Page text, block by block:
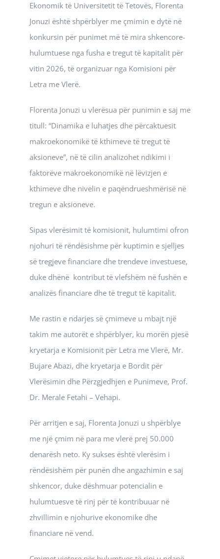
Ekonomik të Universitetit të Tetovës, Florenta
Jonuzi është shpërblyer me çmimin e dytë në
konkursin për punimet më të mira shkencore-
hulumtuese nga fusha e tregut të kapitalit për
vitin 2026, të organizuar nga Komisioni për
Letra me Vlerë.
Florenta Jonuzi u vlerësua për punimin e saj me
titull: “Dinamika e luhatjes dhe përcaktuesit
makroekonomikë të kthimeve të tregut të
aksioneve”, në të cilin analizohet ndikimi i
faktorëve makroekonomikë në lëvizjen e
kthimeve dhe nivelin e paqëndrueshmërisë në
tregun e aksioneve.
Sipas vlerësimit të komisionit, hulumtimi ofron
njohuri të rëndësishme për kuptimin e sjelljes
së tregjeve financiare dhe trendeve investuese,
duke dhënë kontribut të vlefshëm në fushën e
analizës financiare dhe të tregut të kapitalit.
Me rastin e ndarjes së çmimeve u mbajt një
takim me autorët e shpërblyer, ku morën pjesë
kryetarja e Komisionit për Letra me Vlerë, Mr.
Bujare Abazi, dhe kryetarja e Bordit për
Vlerësimin dhe Përzgjedhjen e Punimeve, Prof.
Dr. Merale Fetahi – Vehapi.
Për arritjen e saj, Florenta Jonuzi u shpërblye
me një çmim në para me vlerë prej 50.000
denarësh neto. Ky sukses është vlerësim i
rëndësishëm për punën dhe angazhimin e saj
shkencor, duke dëshmuar potencialin e
hulumtuesve të rinj për të kontribuuar në
zhvillimin e njohurive ekonomike dhe
financiare në vend.